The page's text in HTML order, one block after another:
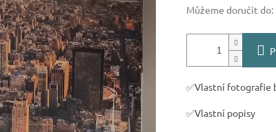
Můžeme doručit do:
✅Vlastní fotografie
✅Vlastní popisy